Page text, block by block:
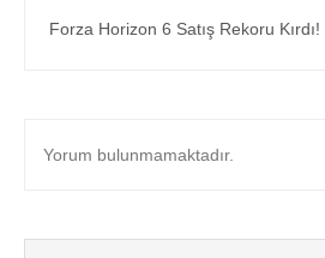
Forza Horizon 6 Satış Rekoru Kırdı!
Yorum bulunmamaktadır.